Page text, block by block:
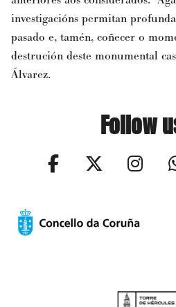
investigacións permitan
pasado e, tamén, coñecer o
destrución deste monumental
Álvarez.
Follow